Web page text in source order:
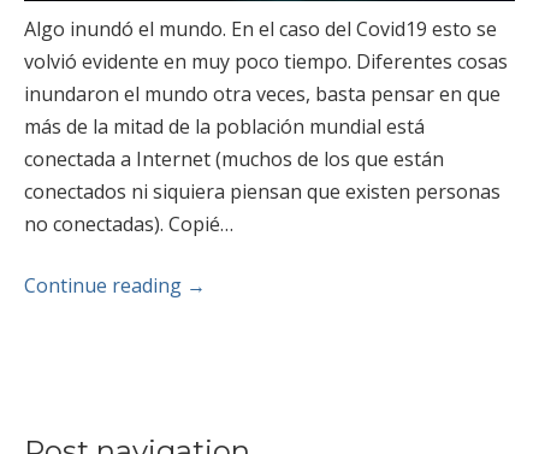
Algo inundó el mundo. En el caso del Covid19 esto se
volvió evidente en muy poco tiempo. Diferentes cosas
inundaron el mundo otra veces, basta pensar en que
más de la mitad de la población mundial está
conectada a Internet (muchos de los que están
conectados ni siquiera piensan que existen personas
no conectadas). Copié…
Continue reading →